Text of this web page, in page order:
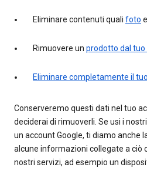
Eliminare contenuti quali foto e
Rimuovere un prodotto dal tuo
Eliminare completamente il
Conserveremo questi dati nel tuo
deciderai di rimuoverli. Se usi i
un account Google, ti diamo anche
alcune informazioni collegate a ciò
nostri servizi, ad esempio un